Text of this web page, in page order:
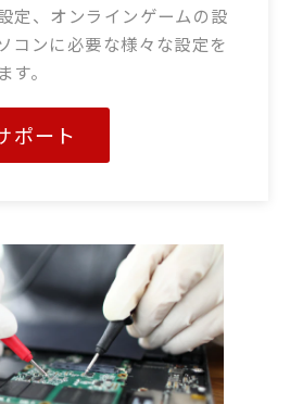
定、オンラインゲームの設
コンに必要な様々な設定を
す。
ポート